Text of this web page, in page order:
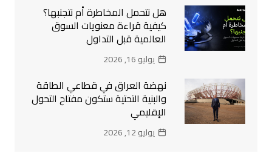
هل نتحمل المخاطرة أم نتجنبها؟
كيفية قراءة معنويات السوق
العالمية قبل التداول
يوليو 16, 2026
نهضة العراق في قطاعي الطاقة
والبنية التحتية ستكون مفتاح التحول
الإقليمي
يوليو 12, 2026